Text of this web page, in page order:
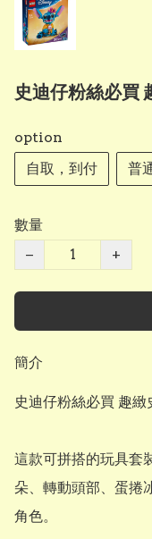
史迪仔粉絲必買
option
自取，到付
普
數量
−
+
簡介
史迪仔粉絲必買 趣
這款可拼搭的玩具套
朵、轉動頭部、蛋
角色。